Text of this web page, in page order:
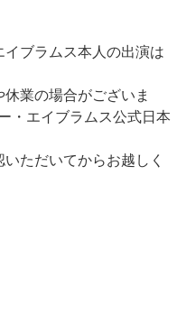
ブラムス本人の出演は
業の場合がございま
・エイブラムス公式日本
ただいてからお越しく